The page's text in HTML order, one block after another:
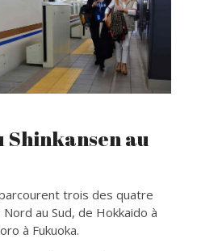
Shinkansen au
trois des quatre
Nord au Sud, de Hokkaido à
à Fukuoka.